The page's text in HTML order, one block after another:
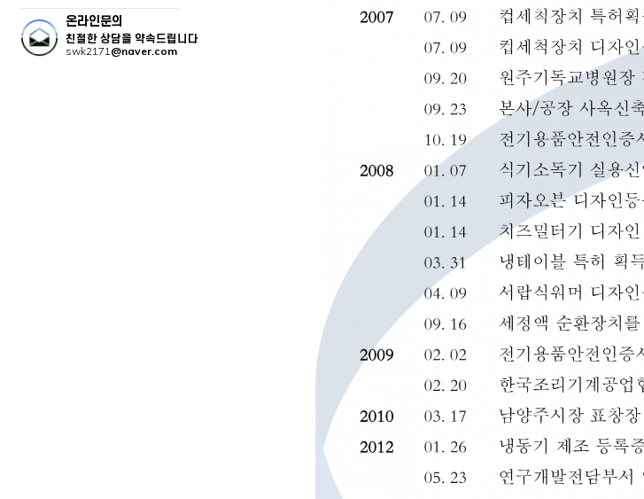
온라인문의
친절한 상담을 약속드립니다
swk2171@naver.com